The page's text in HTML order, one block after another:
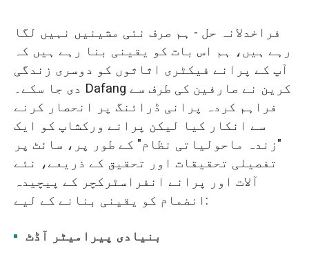
فراخدلانہ حل - ہم صرف نئی مشینیں نہیں لگا
رہے ہیں، ہم اس بات کو یقینی بنا رہے ہیں کہ
آپ کے پرانے فیکٹری اثاثوں کو دوسری زندگی
دی جا سکے۔ Dafang کرین نے صارفین کی طرف سے
فراہم کردہ پرانی ڈرائنگ پر انحصار کرنے
سے انکار کیا لیکن پرانے ورکشاپ کو ایک
"زندہ ماحولیاتی نظام" کے طور پر، سائٹ پر
تفصیلی تحقیقات اور تحقیق کے ذریعے، نئے
آلات اور پرانے انفراسٹرکچر کے پیچیدہ
انضمام کو یقینی بنانے کے لیے:
بنیادی پیرامیٹر آڈٹ